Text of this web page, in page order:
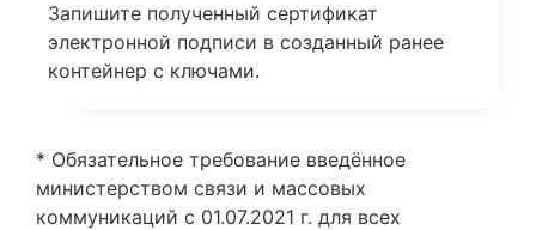
Запишите полученный сертификат
электронной подписи в созданный ранее
контейнер с ключами.
* Обязательное требование введённое
министерством связи и массовых
коммуникаций с 01.07.2021 г. для всех